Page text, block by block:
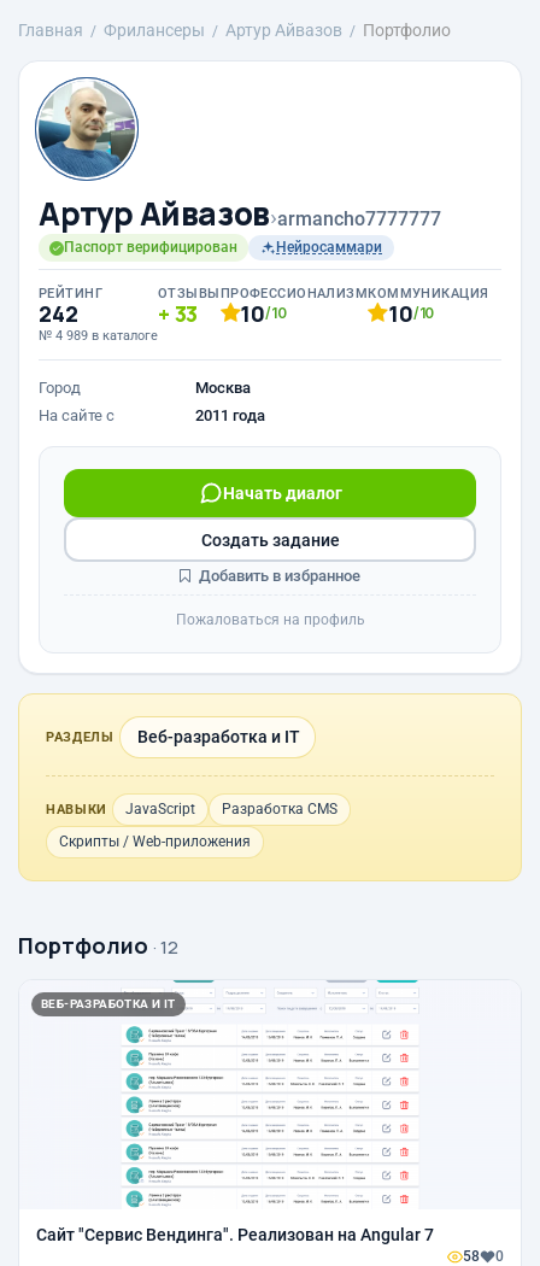
Главная Фрилансеры Артур Айвазов Портфолио
Артур Айвазов›armancho7777777
Паспорт верифицирован Нейросаммари
РЕЙТИНГ
242
№ 4 989 в каталоге
ОТЗЫВЫ
33
ПРОФЕССИОНАЛИЗМ
10/10
КОММУНИКАЦИЯ
10/10
Город
Москва
На сайте с
2011 года
Начать диалог
Создать задание
Добавить в избранное
Пожаловаться на профиль
РАЗДЕЛЫ Веб-разработка и IT
НАВЫКИ JavaScript
Разработка CMS
Скрипты / Web-приложения
Портфолио · 12
ВЕБ-РАЗРАБОТКА И IT
Сайт "Сервис Вендинга". Реализован на Angular 7
58 0